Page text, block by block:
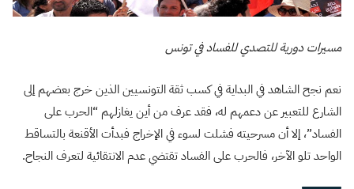
مسيرات دورية للتصدي للفساد في تونس
نعم نجح الشاهد في البداية في كسب ثقة التونسيين الذين خرج بعضهم إلى
الشارع للتعبير عن دعمهم له، فقد عرف من أين يغازلهم “الحرب على
الفساد”، إلا أن مسرحيته فشلت لسوء في الإخراج فبدأت الأقنعة بالتساقط
الواحد تلو الآخر، فالحرب على الفساد تقتضي عدم الانتقائية لتعرف النجاح.